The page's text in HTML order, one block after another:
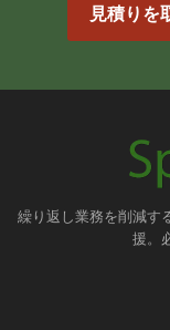
見積りを
繰り返し業務を削減す
援。